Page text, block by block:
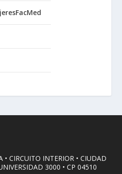
CIRCUITO INTERIOR • CIUDAD
3000 • CP 04510